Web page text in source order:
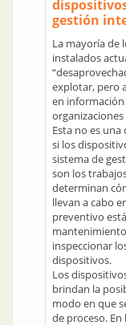
gestión
La mayoría de
instalados
explotar, pero
en
Esta no es
si los
sistema de
son los
determinan
llevan a cabo
preventivo
inspeccionar
dispositivos.
Los
brindan la
modo en que
de proceso.